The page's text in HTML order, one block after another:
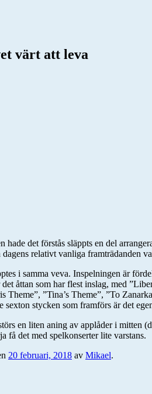
värt att leva
hade det förstås släppts en del
relativt vanliga framträdanden
i samma veva. Inspelningen är
åttan som har flest inslag, med
”Tina’s Theme”, ”To
stycken som framförs är det
en liten aning av applåder i
få det med spelkonserter lite varstans.
20 februari, 2018 av Mikael.